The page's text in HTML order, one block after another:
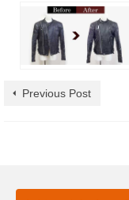
Previous Post